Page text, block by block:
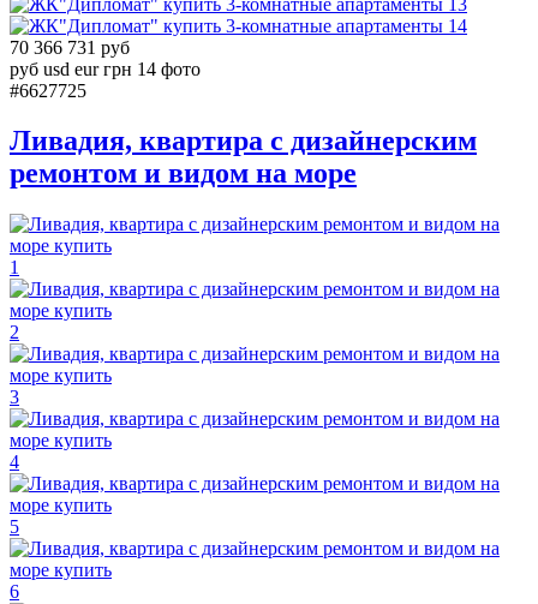
14
70 366 731 руб
руб usd eur грн 14 фото
#6627725
Ливадия, квартира с дизайнерским
ремонтом и видом на море
1
2
3
4
5
6